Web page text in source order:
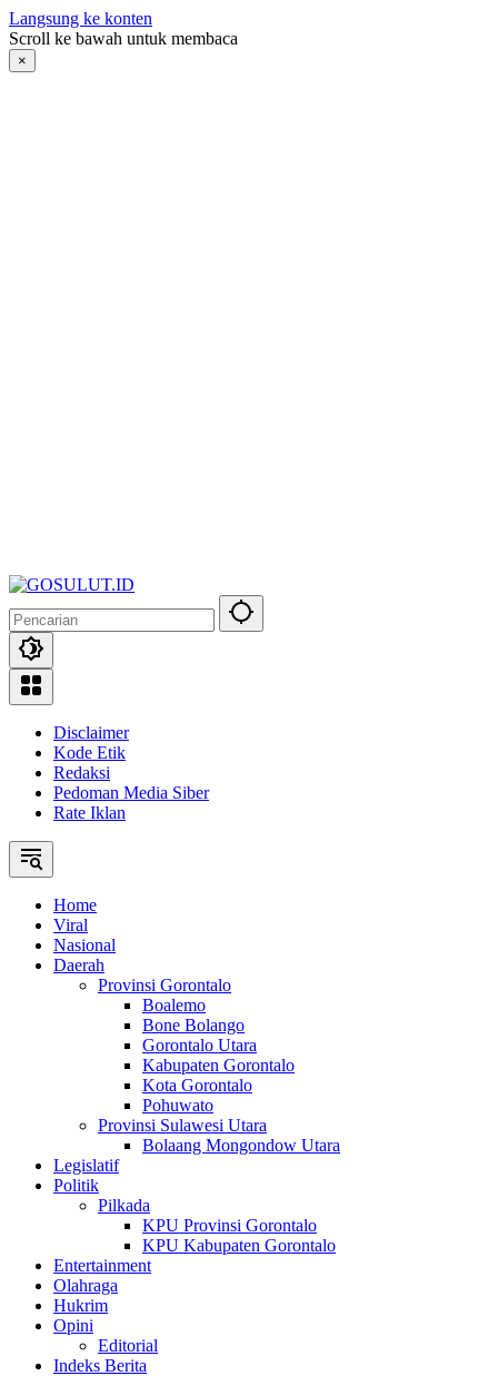
Langsung ke konten
Scroll ke bawah untuk membaca
×
Disclaimer
Kode Etik
Redaksi
Pedoman Media Siber
Rate Iklan
Home
Viral
Nasional
Daerah
Provinsi Gorontalo
Boalemo
Bone Bolango
Gorontalo Utara
Kabupaten Gorontalo
Kota Gorontalo
Pohuwato
Provinsi Sulawesi Utara
Bolaang Mongondow Utara
Legislatif
Politik
Pilkada
KPU Provinsi Gorontalo
KPU Kabupaten Gorontalo
Entertainment
Olahraga
Hukrim
Opini
Editorial
Indeks Berita